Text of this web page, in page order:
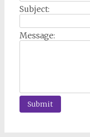
Subject:
Message: